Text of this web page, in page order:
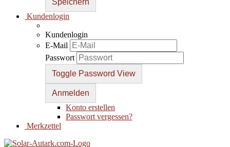
Kundenlogin
Kundenlogin
E-Mail
Passwort
Toggle Password View
Konto erstellen
Passwort vergessen?
Merkzettel